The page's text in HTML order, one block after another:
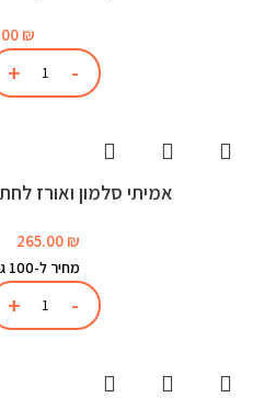
₪
אמיתי סלמון ואורז
265.00 ₪
מחיר ל-100 גרם: ₪2.65